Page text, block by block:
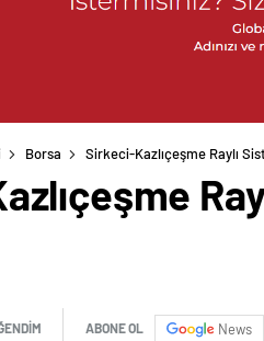
Borsa Sirkeci-Kazlıçeşme Raylı
ABONE OL News